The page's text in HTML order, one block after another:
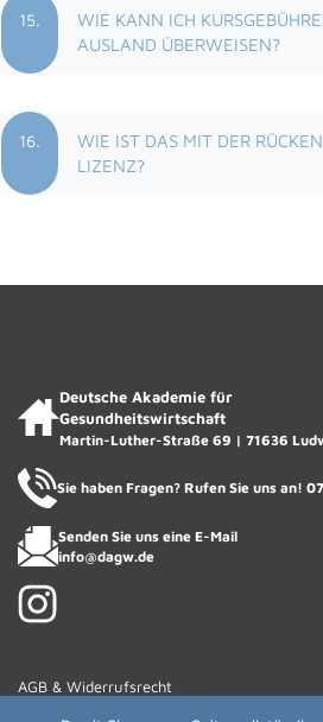
15.
WIE KANN ICH
AUSLAND ÜBERWEISEN?
16.
WIE IST DAS MIT DER
LIZENZ?
Deutsche Akademie für
Gesundheitswirtschaft
Martin-Luther-Straße 69 | 71636
Sie haben Fragen? Rufen Sie uns an!
Senden Sie uns eine E-Mail
info@dagw.de
AGB & Widerrufsrecht
Haftungsausschluss